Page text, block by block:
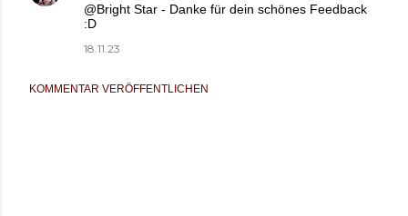
@Bright Star - Danke für dein schönes Feedback
:D
18.11.23
KOMMENTAR VERÖFFENTLICHEN